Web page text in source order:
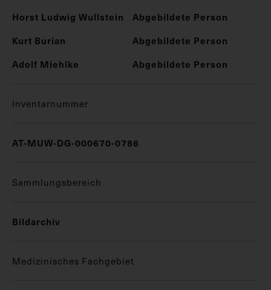
Horst Ludwig Wullstein
Abgebildete Person
Kurt Burian
Abgebildete Person
Adolf Miehlke
Abgebildete Person
Inventarnummer
AT-MUW-DG-000670-0786
Sammlungsbereich
Bildarchiv
Medizinisches Fachgebiet